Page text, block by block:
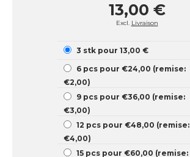
13,00 €
Excl. Livraison
3 stk pour 13,00 €
6 pcs pour €24,00 (remise:
€2,00)
9 pcs pour €36,00 (remise:
€3,00)
12 pcs pour €48,00 (remise:
€4,00)
15 pcs pour €60,00 (remise: